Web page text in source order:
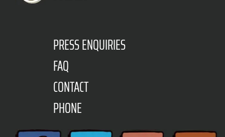
PRESS ENQUIRIES
FAQ
CONTACT
PHONE